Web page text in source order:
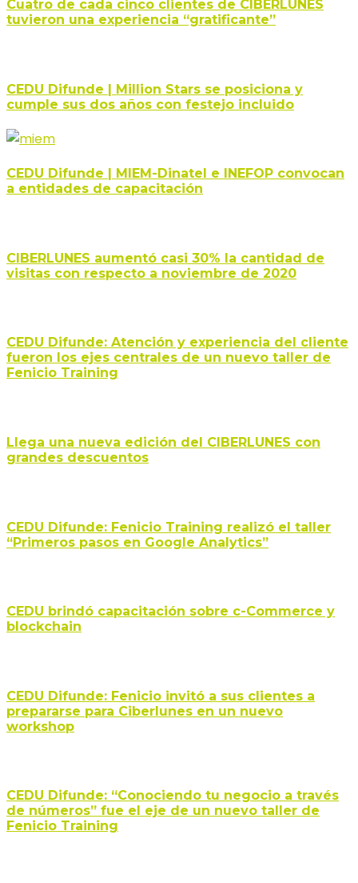
Cuatro de cada cinco clientes de CIBERLUNES
tuvieron una experiencia “gratificante”
CEDU Difunde | Million Stars se posiciona y
cumple sus dos años con festejo incluido
CEDU Difunde | MIEM-Dinatel e INEFOP convocan
a entidades de capacitación
CIBERLUNES aumentó casi 30% la cantidad de
visitas con respecto a noviembre de 2020
CEDU Difunde: Atención y experiencia del cliente
fueron los ejes centrales de un nuevo taller de
Fenicio Training
Llega una nueva edición del CIBERLUNES con
grandes descuentos
CEDU Difunde: Fenicio Training realizó el taller
“Primeros pasos en Google Analytics”
CEDU brindó capacitación sobre c-Commerce y
blockchain
CEDU Difunde: Fenicio invitó a sus clientes a
prepararse para Ciberlunes en un nuevo
workshop
CEDU Difunde: “Conociendo tu negocio a través
de números” fue el eje de un nuevo taller de
Fenicio Training